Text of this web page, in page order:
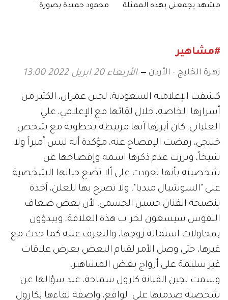
مشهد يجمعني بهذه الممثلة
محمود حميدة بصورة
#مشاهير
زهرة الخليج - الأردن الأربعاء 20 ابريل 2022 13:00
كشفت الإعلامية السعودية، لجين عمران، الكثير من
أسرارها الخاصة، خلال لقائها مع الإعلامي، علي
العلياني، كان أبرزها أنها مرتبطة بخطوبة مع شخص
خليجي، رفضت الإفصاح عنه، مؤكدة أنه ليس أميراً ولا
شيخاً، وبررت عدم ذكرها اسمه وإفصاحها عن
شخصيته بأنها تعودت على ألا تضع حياتها الشخصية
على "السوشيال ميديا"، ولا تصرح بها للعلن، آخذة
بنصيحة الفنان حسين الجسمي، لأن بعض ضعاف
النفوس سيسعون لخراب هذه العلاقة، ويبدؤون
بمحاولات استمالة زوجها، والتعرف عليه كما حدث مع
غيرها، حتى وصل الأمر لقيام البعض بعرض علاقات
غير سليمة على أزواج بعض المشاهير.
وسمت لجين الفنانة كارول سماحة، عند سؤالها عن
شخصية صدمتها على الواقع، واصفة لقاءها بكارول